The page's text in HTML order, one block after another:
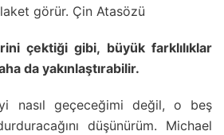
görür. Çin Atasözü
çektiği gibi, büyük farklılıklar
da yakınlaştırabilir.
nasıl geçeceğimi değil, o beş
düşünürüm. Michael